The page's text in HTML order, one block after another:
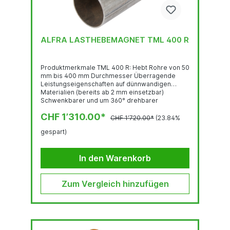
ALFRA LASTHEBEMAGNET TML 400 R
Produktmerkmale TML 400 R: Hebt Rohre von 50
mm bis 400 mm Durchmesser Überragende
Leistungseigenschaften auf dünnwandigen
Materialien (bereits ab 2 mm einsetzbar)
Schwenkbarer und um 360° drehbarer
Widerstandsfähige Magnethaftfläche aus
Beschädigungen vor und garantiert eine lange
Eigengewicht: 8,2 kg Abrisskraft: 400 kg (auf 6
mm Stahl S235) Max. Tragfähigkeit...
CHF 1’310.00* CHF 1’720.00* (23.84%
gespart)
In den Warenkorb
Zum Vergleich hinzufügen